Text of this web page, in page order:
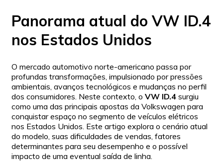
Panorama atual do VW ID.4
nos Estados Unidos
O mercado automotivo norte-americano passa por
profundas transformações, impulsionado por pressões
ambientais, avanços tecnológicos e mudanças no perfil
dos consumidores. Neste contexto, o VW ID.4 surgiu
como uma das principais apostas da Volkswagen para
conquistar espaço no segmento de veículos elétricos
nos Estados Unidos. Este artigo explora o cenário atual
do modelo, suas dificuldades de vendas, fatores
determinantes para seu desempenho e o possível
impacto de uma eventual saída de linha.